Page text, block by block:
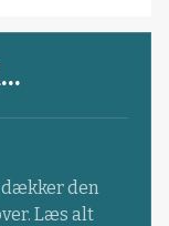
dækker den
Læs alt